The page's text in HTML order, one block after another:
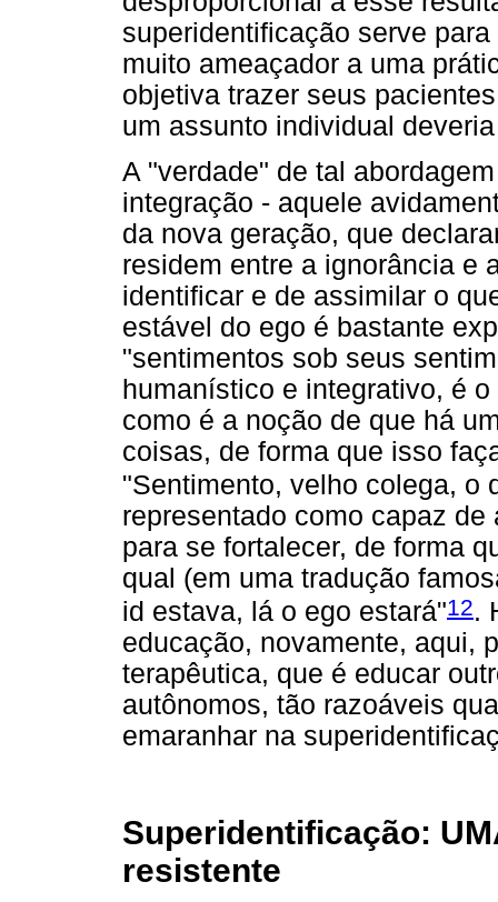
superidentificação serve
muito ameaçador a uma
objetiva trazer seus
um assunto individual
A "verdade" de tal
integração - aquele
da nova geração, que
residem entre a ignorância e
identificar e de assimilar o
estável do ego é bastante
"sentimentos sob seus
humanístico e integrativo, é
como é a noção de que há
coisas, de forma que isso
"Sentimento, velho colega, o
representado como capaz
para se fortalecer, de forma
qual (em uma tradução
id estava, lá o ego estará"12.
educação, novamente, aqui,
terapêutica, que é educar
autônomos, tão razoáveis
emaranhar na
Superidentificação:
resistente